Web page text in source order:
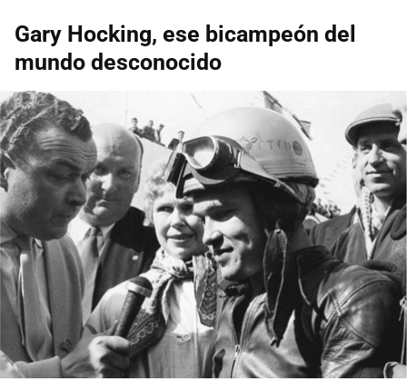
Gary Hocking, ese bicampeón del
mundo desconocido